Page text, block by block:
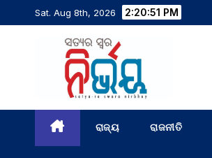
Sat. Aug 8th, 2026 2:20:52 PM
ରାଜ୍ୟ ରାଜନୀତି